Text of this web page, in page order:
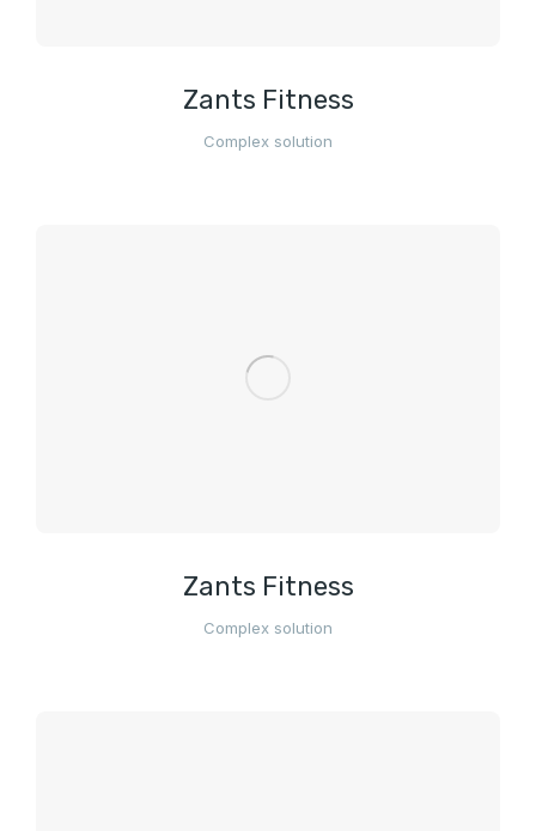
Zants Fitness
Complex solution
Zants Fitness
Complex solution